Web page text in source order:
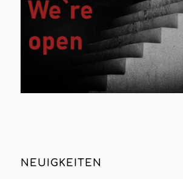
NEUIGKEITEN